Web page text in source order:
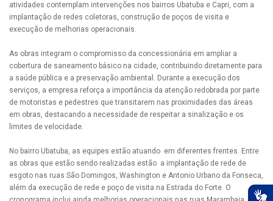
atividades contemplam intervenções nos bairros Ubatuba e Capri, com a
implantação de redes coletoras, construção de poços de visita e
execução de melhorias operacionais.
As obras integram o compromisso da concessionária em ampliar a
cobertura de saneamento básico na cidade, contribuindo diretamente para
a saúde pública e a preservação ambiental. Durante a execução dos
serviços, a empresa reforça a importância da atenção redobrada por parte
de motoristas e pedestres que transitarem nas proximidades das áreas
em obras, destacando a necessidade de respeitar a sinalização e os
limites de velocidade.
No bairro Ubatuba, as equipes estão atuando em diferentes frentes. Entre
as obras que estão sendo realizadas estão a implantação de rede de
esgoto nas ruas São Domingos, Washington e Antonio Urbano da Fonseca,
além da execução de rede e poço de visita na Estrada do Forte. O